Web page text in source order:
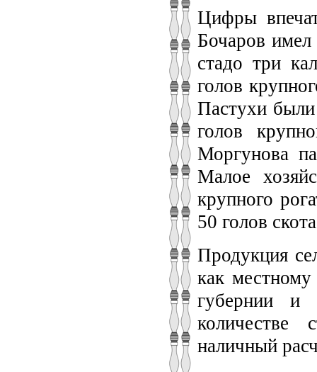
Цифры
Бочаров имел
стадо три
голов
Пастухи
голов
Моргунова
Малое
крупного
50 голов
Продукция
как
губернии и
количестве
наличный